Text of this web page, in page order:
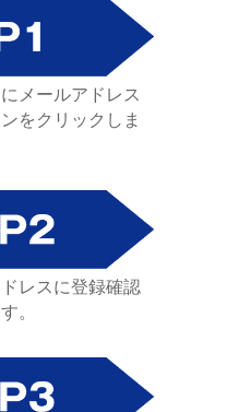
メールアドレス
をクリックしま
レスに登録確認
。